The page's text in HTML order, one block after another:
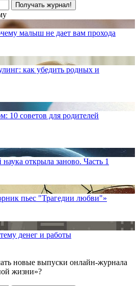
Получать журнал!
малыш не дает вам прохода
как убедить родных и
10 советов для родителей
открыла заново. Часть 1
пьес "Трагедии любви"»
денег и работы
новые выпуски онлайн-журнала
жизни»?